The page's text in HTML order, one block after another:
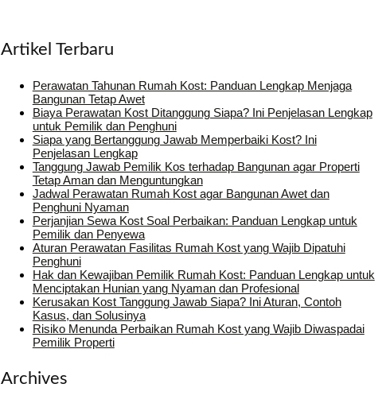
Artikel Terbaru
Perawatan Tahunan Rumah Kost: Panduan Lengkap Menjaga
Bangunan Tetap Awet
Biaya Perawatan Kost Ditanggung Siapa? Ini Penjelasan Lengkap
untuk Pemilik dan Penghuni
Siapa yang Bertanggung Jawab Memperbaiki Kost? Ini
Penjelasan Lengkap
Tanggung Jawab Pemilik Kos terhadap Bangunan agar Properti
Tetap Aman dan Menguntungkan
Jadwal Perawatan Rumah Kost agar Bangunan Awet dan
Penghuni Nyaman
Perjanjian Sewa Kost Soal Perbaikan: Panduan Lengkap untuk
Pemilik dan Penyewa
Aturan Perawatan Fasilitas Rumah Kost yang Wajib Dipatuhi
Penghuni
Hak dan Kewajiban Pemilik Rumah Kost: Panduan Lengkap untuk
Menciptakan Hunian yang Nyaman dan Profesional
Kerusakan Kost Tanggung Jawab Siapa? Ini Aturan, Contoh
Kasus, dan Solusinya
Risiko Menunda Perbaikan Rumah Kost yang Wajib Diwaspadai
Pemilik Properti
Archives